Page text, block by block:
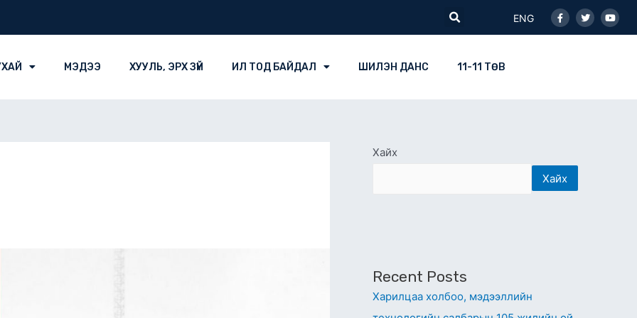
Search
ENG
f
МЭДЭЭ ХУУЛЬ, ЭРХ ЗҮЙ ИЛ ТОД БАЙДАЛ ШИЛЭН ДАНС 11-11 ТӨВ
Хайх
Хайх
Recent Posts
Харилцаа холбоо, мэдээллийн